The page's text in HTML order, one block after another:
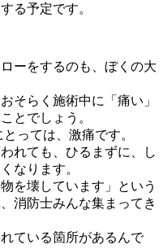
る予定です。
ーをするのも、ぼくの大
そらく施術中に「痛い」
とでしょう。
っては、激痛です。
れても、ひるまずに、し
なります。
を壊しています」という
消防士みんな集まってき
ている箇所があるんで